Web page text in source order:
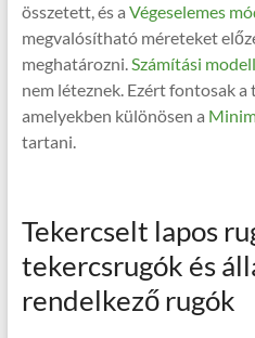
összetett, és a Végeselemes
megvalósítható méreteket
meghatározni.Számítási
nem léteznek. Ezért fontosak a
amelyekben különösen a
tartani.
Tekercselt lapos
tekercsrugók és
rendelkező rugók